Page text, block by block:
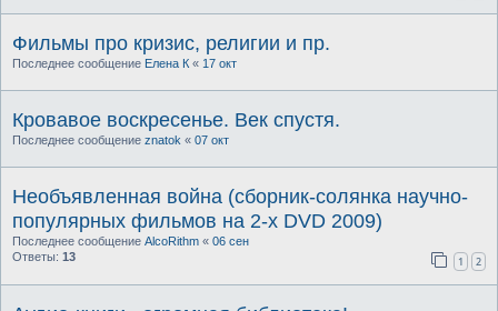
Фильмы про кризис, религии и пр.
Последнее сообщение Елена К « 17 окт
Кровавое воскресенье. Век спустя.
Последнее сообщение znatok « 07 окт
Необъявленная война (сборник-солянка научно-
популярных фильмов на 2-х DVD 2009)
Последнее сообщение AlcoRithm « 06 сен
Ответы: 13 1 2